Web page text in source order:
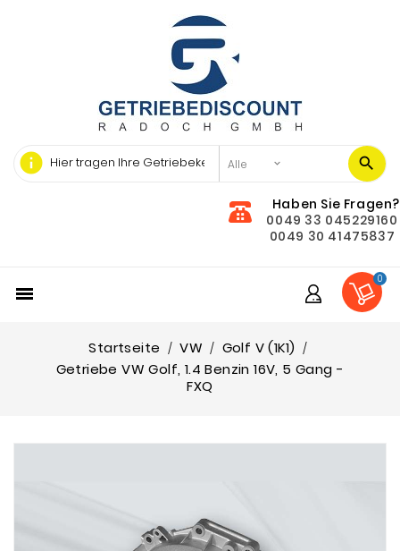
info
Haben Sie Fragen?
0049 33 045229160
0049 30 41475837

0
Startseite VW
Golf V (1K1)
Getriebe VW Golf, 1.4 Benzin 16V, 5 Gang -
FXQ